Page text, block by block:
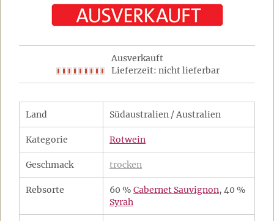
Ausverkauft
Lieferzeit: nicht lieferbar
Land Südaustralien / Australien
Kategorie Rotwein
Geschmack trocken
Rebsorte 60 % Cabernet Sauvignon, 40 %
Syrah